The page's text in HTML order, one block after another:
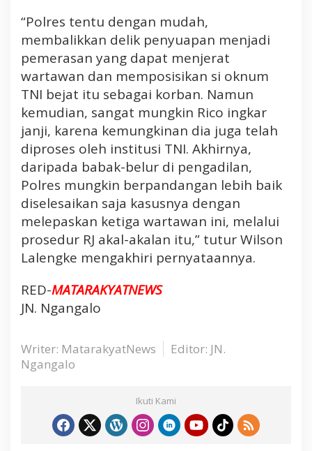
“Polres tentu dengan mudah,
membalikkan delik penyuapan menjadi
pemerasan yang dapat menjerat
wartawan dan memposisikan si oknum
TNI bejat itu sebagai korban. Namun
kemudian, sangat mungkin Rico ingkar
janji, karena kemungkinan dia juga telah
diproses oleh institusi TNI. Akhirnya,
daripada babak-belur di pengadilan,
Polres mungkin berpandangan lebih baik
diselesaikan saja kasusnya dengan
melepaskan ketiga wartawan ini, melalui
prosedur RJ akal-akalan itu,” tutur Wilson
Lalengke mengakhiri pernyataannya.
RED-MATARAKYATNEWS
JN. Ngangalo
Writer: MatarakyatNews
Editor: JN.
Ngangalo
Ikuti Kami